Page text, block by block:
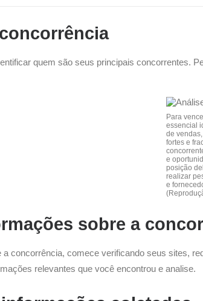
quem são seus principais concorrentes.
Para
essencial
de
fortes e
e
posição
realizar
e
sobre a
concorrência, comece verificando seus sites,
relevantes que você encontrou e analise.